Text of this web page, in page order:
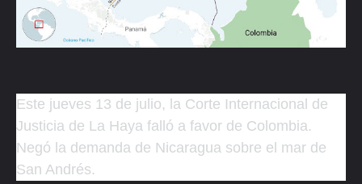
Este jueves 13 de julio, la Corte Internacional de
Justicia de La Haya falló a favor de Colombia.
Negó la demanda de Nicaragua sobre el mar de
San Andrés.